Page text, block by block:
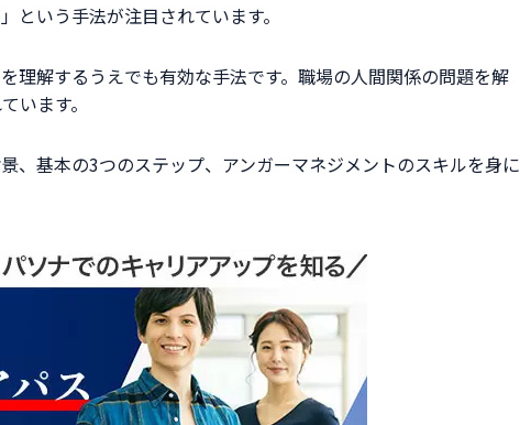
いう手法が注目されています。
理解するうえでも有効な手法です。職場の人間関係の問題を解
います。
、基本の3つのステップ、アンガーマネジメントのスキルを身に